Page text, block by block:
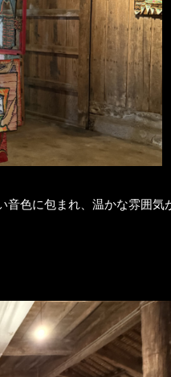
色に包まれ、温かな雰囲気